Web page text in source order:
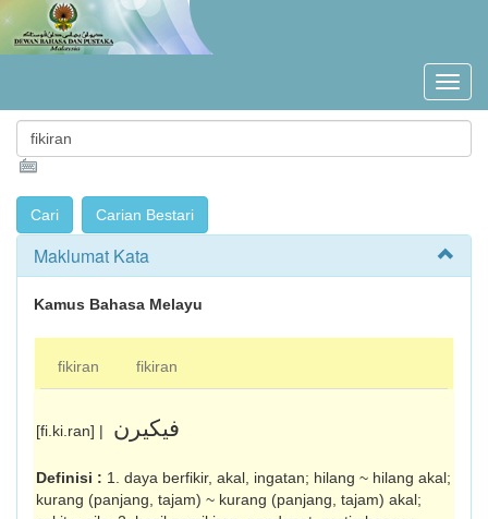
Maklumat Kata
Kamus Bahasa Melayu
fikiran fikiran
[fi.ki.ran] | فيکيرن
Definisi : 1. daya berfikir, akal, ingatan; hilang ~ hilang akal;
kurang (panjang, tajam) ~ kurang (panjang, tajam) akal;